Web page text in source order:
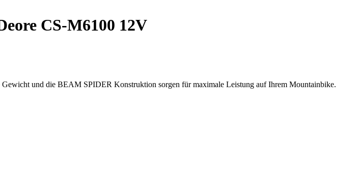
CS-M6100 12V
und die BEAM SPIDER Konstruktion sorgen für maximale Leistung auf Ihrem Mountainbike.